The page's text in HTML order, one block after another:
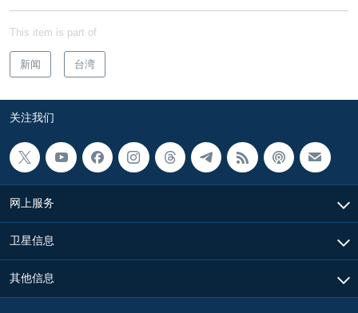
This item is part of
新闻 台湾
关注我们
网上服务
卫星信息
其他信息